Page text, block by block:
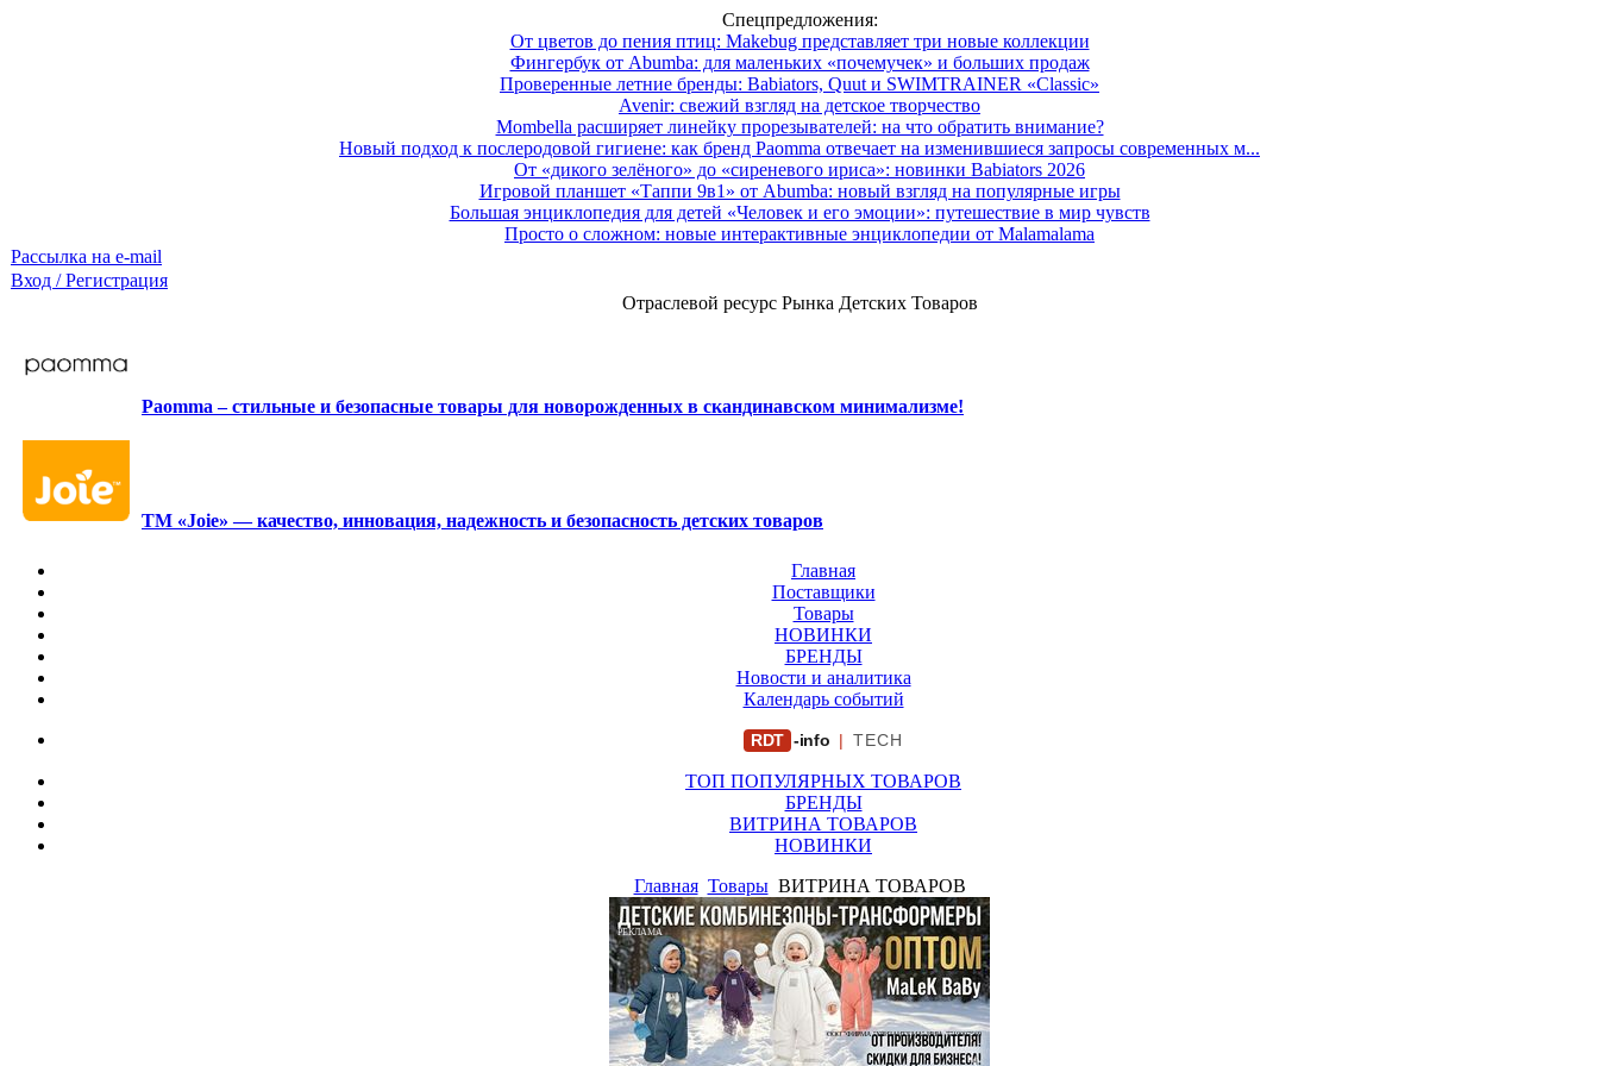
Спецпредложения:
От цветов до пения птиц: Makebug представляет три новые коллекции
Фингербук от Abumba: для маленьких «почемучек» и больших продаж
Проверенные летние бренды: Babiators, Quut и SWIMTRAINER «Classic»
Avenir: свежий взгляд на детское творчество
Mombella расширяет линейку прорезывателей: на что обратить внимание?
Новый подход к послеродовой гигиене: как бренд Paomma отвечает на изменившиеся запросы современных м...
От «дикого зелёного» до «сиреневого ириса»: новинки Babiators 2026
Игровой планшет «Таппи 9в1» от Abumba: новый взгляд на популярные игры
Большая энциклопедия для детей «Человек и его эмоции»: путешествие в мир чувств
Просто о сложном: новые интерактивные энциклопедии от Malamalama
Рассылка на e-mail
Вход / Регистрация
Отраслевой ресурс Рынка Детских Товаров
Paomma – стильные и безопасные товары для новорожденных в скандинавском минимализме!
ТМ «Joie» — качество, инновация, надежность и безопасность детских товаров
Главная
Поставщики
Товары
НОВИНКИ
БРЕНДЫ
Новости и аналитика
Календарь событий
RDT -info | TECH
ТОП ПОПУЛЯРНЫХ ТОВАРОВ
БРЕНДЫ
ВИТРИНА ТОВАРОВ
НОВИНКИ
Главная Товары ВИТРИНА ТОВАРОВ
РЕКЛАМА
ООО "ФИРМА "ХРИЗАНТЕМА" ИНН: 7719007569